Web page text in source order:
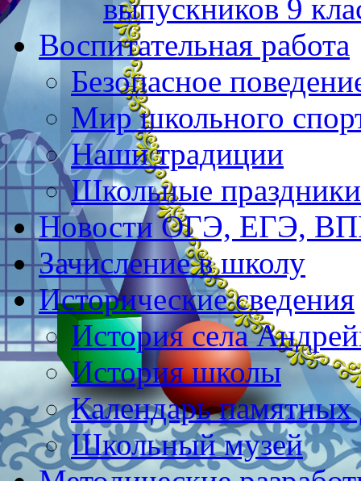
выпускников 9
Воспитательная работа
Безопасное
Мир школьного
Наши традиции
Школьные праздники
Новости ОГЭ, ЕГЭ,
Зачисление в школу
Исторические сведения
История села
История школы
Календарь памятных
Школьный музей